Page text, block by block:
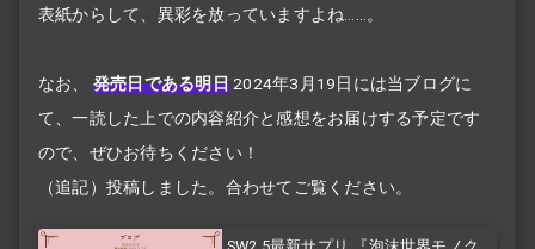
表紙からして、異彩を放っていますよね……。
なお、 発売日である明日 2024年3月19日には当ブログに
て、一読した上での内容紹介と感想をお届けする予定です
ので、ぜひお待ちください！
（追記）投稿しました。合わせてご覧ください。